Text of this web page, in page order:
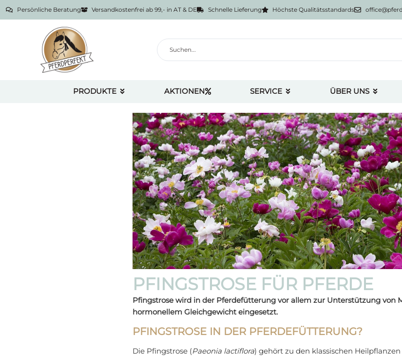
Persönliche Beratung Versandkostenfrei ab 99,- in AT & DE Schnelle Lieferung Höchste Qualitätsstandards
PRODUKTE AKTIONEN SERVICE ÜBER UNS
PFINGSTROSE FÜR PFERDE
Pfingstrose wird in der Pferdefütterung vor allem zur Unterstützung von
hormonellem Gleichgewicht eingesetzt.
PFINGSTROSE IN DER PFERDEFÜTTERUNG?
Die Pfingstrose (Paeonia lactiflora) gehört zu den klassischen